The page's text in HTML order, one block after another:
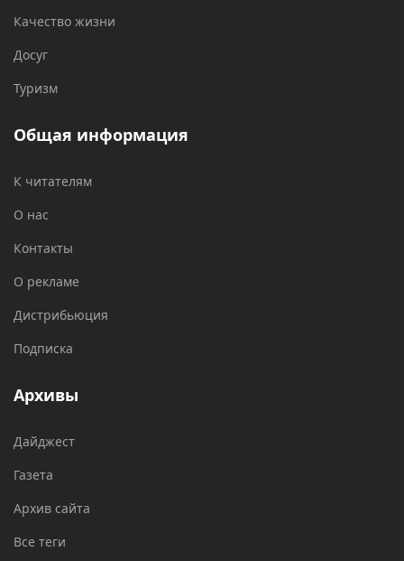
Качество жизни
Досуг
Туризм
Общая информация
К читателям
О нас
Контакты
О рекламе
Дистрибьюция
Подписка
Архивы
Дайджест
Газета
Архив сайта
Все теги